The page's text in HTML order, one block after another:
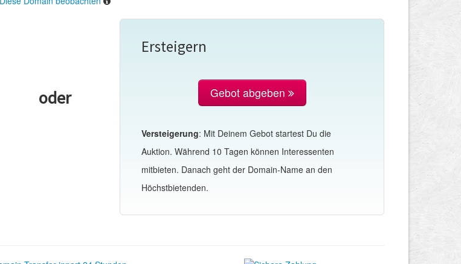
oder
Ersteigern
Gebot abgeben
Versteigerung: Mit Deinem Gebot startest Du die
Auktion. Während 10 Tagen können Interessenten
mitbieten. Danach geht der Domain-Name an den
Höchstbietenden.